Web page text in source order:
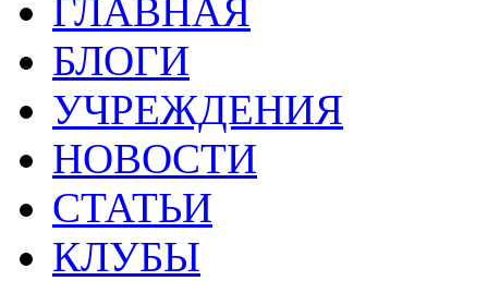
ГЛАВНАЯ
БЛОГИ
УЧРЕЖДЕНИЯ
НОВОСТИ
СТАТЬИ
КЛУБЫ